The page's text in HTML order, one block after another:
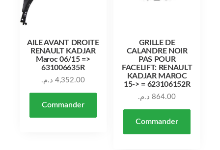
AILE AVANT DROITE
RENAULT KADJAR
Maroc 06/15 =>
631006635R
4,352.00 د.م.
Commander
GRILLE DE
CALANDRE NOIR
PAS POUR
FACELIFT: RENAULT
KADJAR MAROC
15-> = 623106152R
864.00 د.م.
Commander